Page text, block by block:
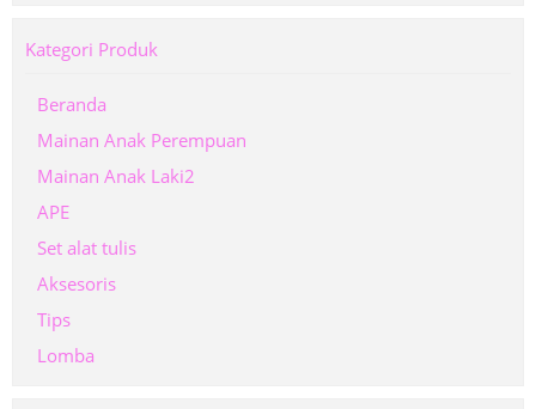
Kategori Produk
Beranda
Mainan Anak Perempuan
Mainan Anak Laki2
APE
Set alat tulis
Aksesoris
Tips
Lomba